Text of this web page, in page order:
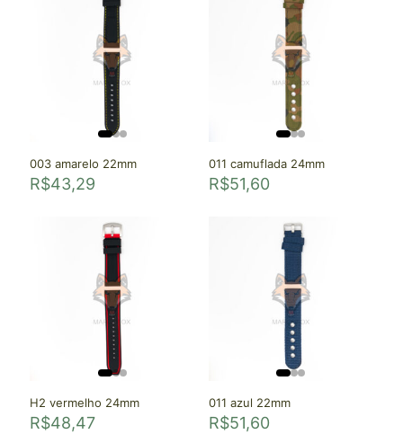
003 amarelo 22mm
R$43,29
011 camuflada 24mm
R$51,60
H2 vermelho 24mm
R$48,47
011 azul 22mm
R$51,60